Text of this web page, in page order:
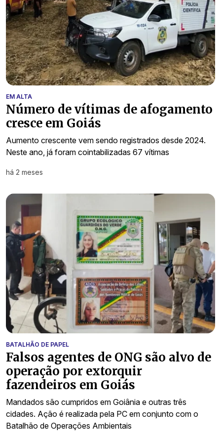
EM ALTA
Número de vítimas de afogamento
cresce em Goiás
Aumento crescente vem sendo registrados desde 2024.
Neste ano, já foram cointabilizadas 67 vítimas
há 2 meses
BATALHÃO DE PAPEL
Falsos agentes de ONG são alvo de
operação por extorquir
fazendeiros em Goiás
Mandados são cumpridos em Goiânia e outras três
cidades. Ação é realizada pela PC em conjunto com o
Batalhão de Operações Ambientais